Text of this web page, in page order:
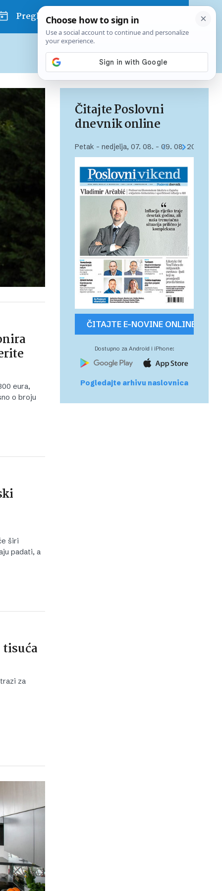
Pregled dana
Već od 10 EUR mjesečno
eura,
o broju
širi
padati, a
za
Čitajte Poslovni
dnevnik online
Petak – nedjelja, 07. 08. – 09. 08. 2026.
ČITAJTE E-NOVINE ONLINE
Dostupno za Android i iPhone:
Pogledajte arhivu naslovnica